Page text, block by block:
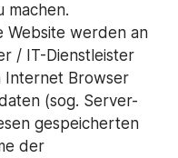
machen.
Website werden an
/ IT-Dienstleister
Internet Browser
(sog. Server-
gespeicherten
der